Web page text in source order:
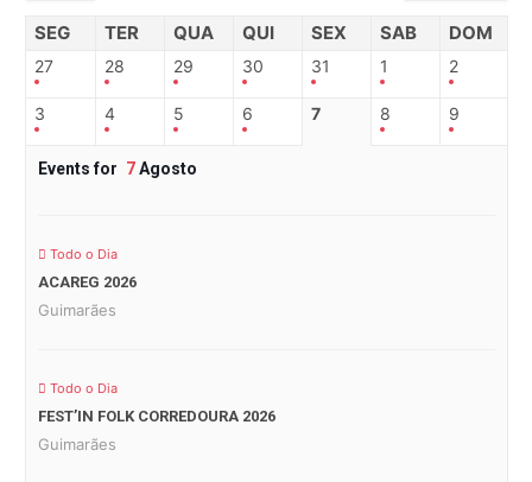
SEG TER QUA QUI SEX SAB DOM
27 28 29 30 31 1 2
3 4 5 6 7 8 9
Events for 7Agosto
Todo o Dia
ACAREG 2026
Guimarães
Todo o Dia
FEST’IN FOLK CORREDOURA 2026
Guimarães